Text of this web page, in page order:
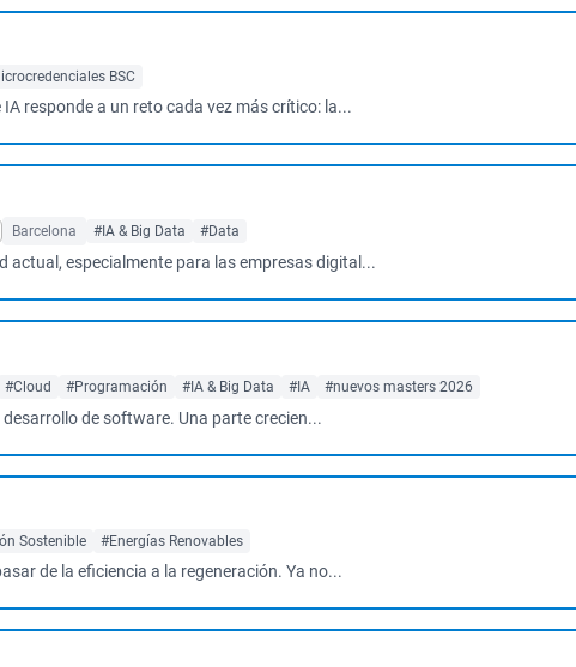
BSC
responde a un reto cada vez más crítico: la...
Barcelona #IA & Big Data #Data
actual, especialmente para las empresas digital...
#Cloud #Programación #IA & Big Data #IA #nuevos masters 2026
de software. Una parte crecien...
Sostenible #Energías Renovables
de la eficiencia a la regeneración. Ya no...